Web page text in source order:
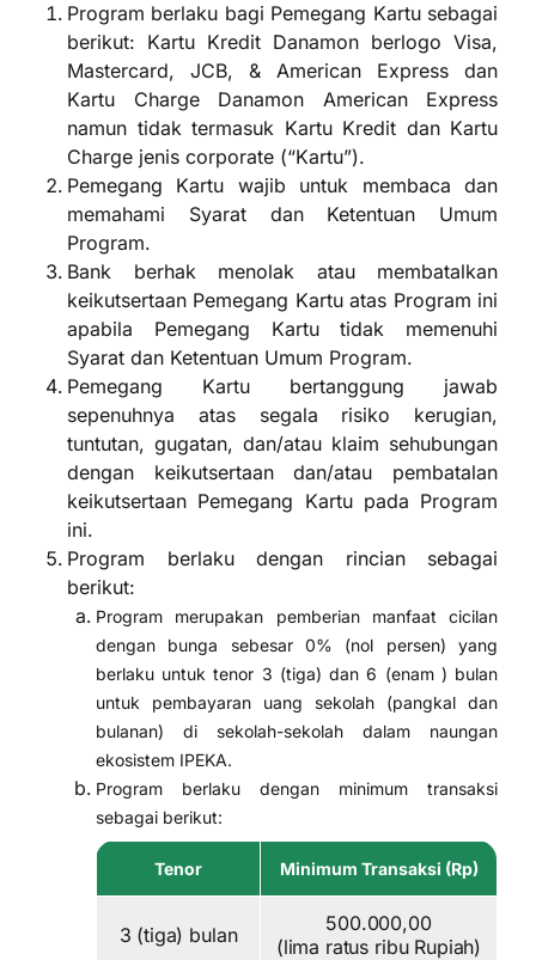
Program berlaku bagi Pemegang Kartu sebagai
berikut: Kartu Kredit Danamon berlogo Visa,
Mastercard, JCB, & American Express dan
Kartu Charge Danamon American Express
namun tidak termasuk Kartu Kredit dan Kartu
Charge jenis corporate (“Kartu”).
Pemegang Kartu wajib untuk membaca dan
memahami Syarat dan Ketentuan Umum
Program.
Bank berhak menolak atau membatalkan
keikutsertaan Pemegang Kartu atas Program ini
apabila Pemegang Kartu tidak memenuhi
Syarat dan Ketentuan Umum Program.
Pemegang Kartu bertanggung jawab
sepenuhnya atas segala risiko kerugian,
tuntutan, gugatan, dan/atau klaim sehubungan
dengan keikutsertaan dan/atau pembatalan
keikutsertaan Pemegang Kartu pada Program
ini.
Program berlaku dengan rincian sebagai
berikut:
Program merupakan pemberian manfaat cicilan
dengan bunga sebesar 0% (nol persen) yang
berlaku untuk tenor 3 (tiga) dan 6 (enam ) bulan
untuk pembayaran uang sekolah (pangkal dan
bulanan) di sekolah-sekolah dalam naungan
ekosistem IPEKA.
Program berlaku dengan minimum transaksi
sebagai berikut:
Tenor Minimum Transaksi (Rp)
3 (tiga) bulan
500.000,00
(lima ratus ribu Rupiah)